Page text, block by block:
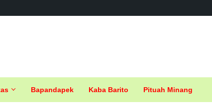
Bapandapek Kaba Barito Pituah Minang